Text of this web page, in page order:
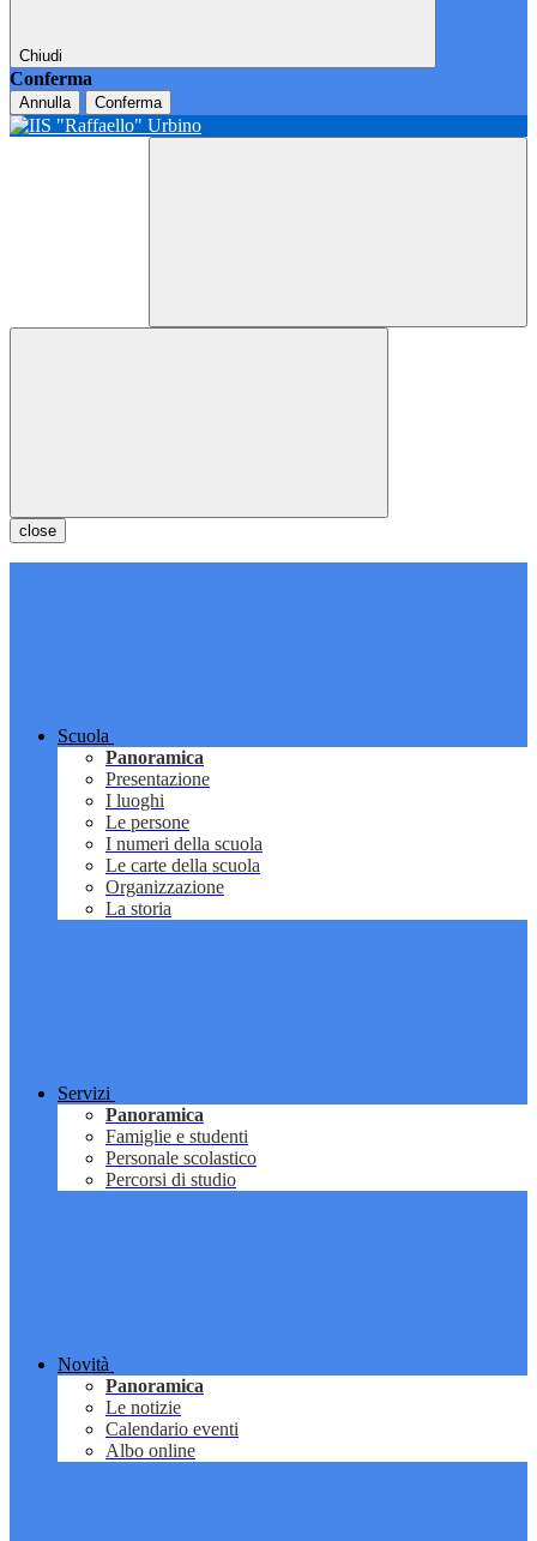
Chiudi
Conferma
Annulla Conferma
close
Scuola
Panoramica
Presentazione
I luoghi
Le persone
I numeri della scuola
Le carte della scuola
Organizzazione
La storia
Servizi
Panoramica
Famiglie e studenti
Personale scolastico
Percorsi di studio
Novità
Panoramica
Le notizie
Calendario eventi
Albo online